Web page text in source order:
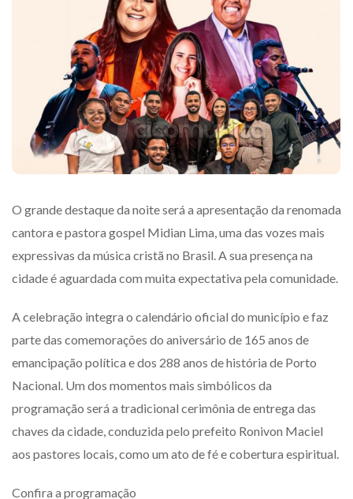
O grande destaque da noite será a apresentação da renomada
cantora e pastora gospel Midian Lima, uma das vozes mais
expressivas da música cristã no Brasil. A sua presença na
cidade é aguardada com muita expectativa pela comunidade.
A celebração integra o calendário oficial do município e faz
parte das comemorações do aniversário de 165 anos de
emancipação política e dos 288 anos de história de Porto
Nacional. Um dos momentos mais simbólicos da
programação será a tradicional cerimônia de entrega das
chaves da cidade, conduzida pelo prefeito Ronivon Maciel
aos pastores locais, como um ato de fé e cobertura espiritual.
Confira a programação